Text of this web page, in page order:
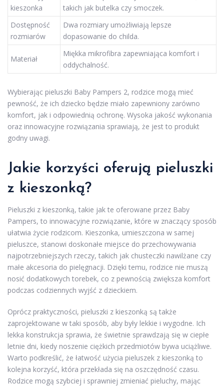
kieszonka
takich jak butelka czy smoczek.
Dostępność
rozmiarów
Dwa rozmiary umożliwiają lepsze
dopasowanie do childa.
Materiał
Miękka mikrofibra zapewniająca komfort i
oddychalność.
Wybierając pieluszki Baby Pampers 2, rodzice mogą mieć
pewność, że ich dziecko będzie miało zapewniony zarówno
komfort, jak i odpowiednią ochronę. Wysoka jakość wykonania
oraz innowacyjne rozwiązania sprawiają, że jest to produkt
godny uwagi.
Jakie korzyści oferują pieluszki
z kieszonką?
Pieluszki z kieszonką, takie jak te oferowane przez Baby
Pampers, to innowacyjne rozwiązanie, które w znaczący sposób
ułatwia życie rodzicom. Kieszonka, umieszczona w samej
pieluszce, stanowi doskonałe miejsce do przechowywania
najpotrzebniejszych rzeczy, takich jak chusteczki nawilżane czy
małe akcesoria do pielęgnacji. Dzięki temu, rodzice nie muszą
nosić dodatkowych torebek, co z pewnością zwiększa komfort
podczas codziennych wyjść z dzieckiem.
Oprócz praktyczności, pieluszki z kieszonką są także
zaprojektowane w taki sposób, aby były lekkie i wygodne. Ich
lekka konstrukcja sprawia, że świetnie sprawdzają się w ciepłe
letnie dni, kiedy noszenie ciężkich przedmiotów bywa uciążliwe.
Warto podkreślić, że łatwość użycia pieluszek z kieszonką to
kolejna korzyść, która przekłada się na oszczędność czasu.
Rodzice mogą szybciej i sprawniej zmieniać pieluchy, mając